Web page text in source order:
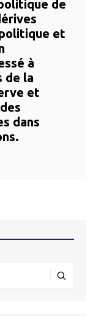
de
et
à
de la
et
dans